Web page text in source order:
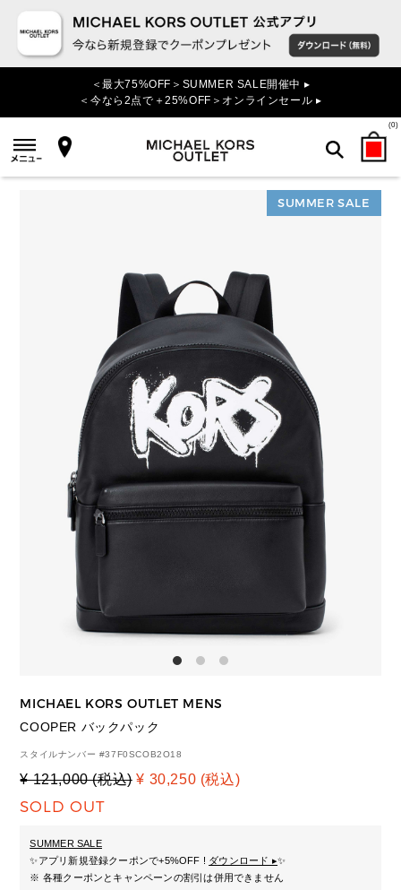
＜最大75%OFF＞SUMMER SALE開催中 ▸
＜今なら2点で＋25%OFF＞オンラインセール ▸
(0)
検索
SUMMER SALE
MICHAEL KORS OUTLET MENS
COOPER バックパック
スタイルナンバー #37F0SCOB2O18
¥ 121,000 (税込) ¥ 30,250 (税込)
SOLD OUT
SUMMER SALE
✨アプリ新規登録クーポンで+5%OFF ! ダウンロード ▸✨
※ 各種クーポンとキャンペーンの割引は併用できません